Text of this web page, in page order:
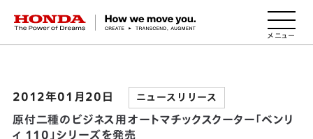
HONDA The Power of Dreams
2012年01月20日 ニュースリリース
原付二種のビジネス用オートマチックスクーター「ベンリ
ィ 110」シリーズを発売